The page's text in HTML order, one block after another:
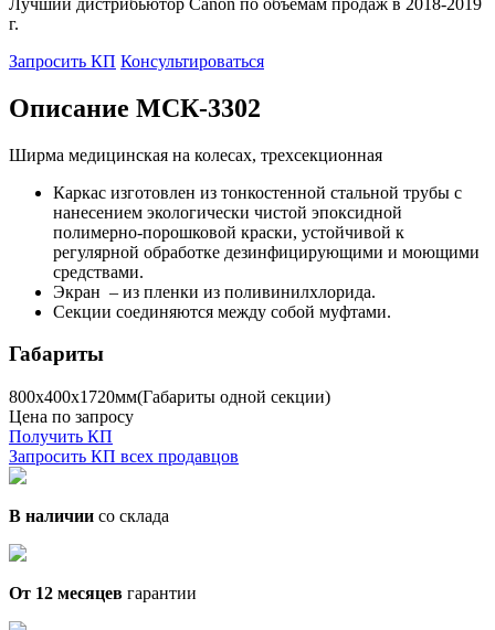
г.
Запросить КП Консультироваться
Описание МСК-3302
Ширма медицинская на колесах, трехсекционная
Каркас изготовлен из тонкостенной стальной трубы с
нанесением экологически чистой эпоксидной
полимерно-порошковой краски, устойчивой к
регулярной обработке дезинфицирующими и моющими
средствами.
Экран – из пленки из поливинилхлорида.
Секции соединяются между собой муфтами.
Габариты
800х400х1720мм(Габариты одной секции)
Цена по запросу
Получить КП
Запросить КП всех продавцов
В наличии со склада
От 12 месяцев гарантии